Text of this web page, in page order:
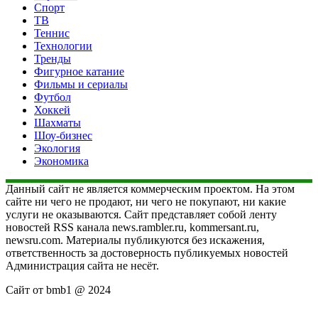
Спорт
ТВ
Теннис
Технологии
Тренды
Фигурное катание
Фильмы и сериалы
Футбол
Хоккей
Шахматы
Шоу-бизнес
Экология
Экономика
Данный сайт не является коммерческим проектом. На этом
сайте ни чего не продают, ни чего не покупают, ни какие
услуги не оказываются. Сайт представляет собой ленту
новостей RSS канала news.rambler.ru, kommersant.ru,
newsru.com. Материалы публикуются без искажения,
ответственность за достоверность публикуемых новостей
Администрация сайта не несёт.
Сайт от bmb1 @ 2024